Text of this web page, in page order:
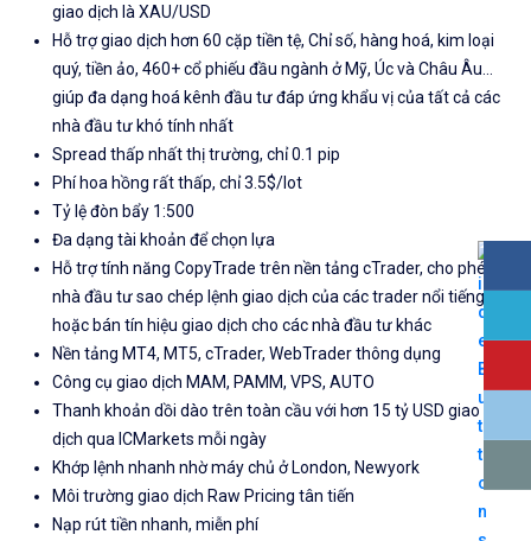
giao dịch là XAU/USD
Hỗ trợ giao dịch hơn 60 cặp tiền tệ, Chỉ số, hàng hoá, kim loại
quý, tiền ảo, 460+ cổ phiếu đầu ngành ở Mỹ, Úc và Châu Âu...
giúp đa dạng hoá kênh đầu tư đáp ứng khẩu vị của tất cả các
nhà đầu tư khó tính nhất
Spread thấp nhất thị trường, chỉ 0.1 pip
Phí hoa hồng rất thấp, chỉ 3.5$/lot
Tỷ lệ đòn bẩy 1:500
Đa dạng tài khoản để chọn lựa
Hỗ trợ tính năng CopyTrade trên nền tảng cTrader, cho phép
nhà đầu tư sao chép lệnh giao dịch của các trader nổi tiếng
hoặc bán tín hiệu giao dịch cho các nhà đầu tư khác
Nền tảng MT4, MT5, cTrader, WebTrader thông dụng
Công cụ giao dịch MAM, PAMM, VPS, AUTO
Thanh khoản dồi dào trên toàn cầu với hơn 15 tỷ USD giao
dịch qua ICMarkets mỗi ngày
Khớp lệnh nhanh nhờ máy chủ ở London, Newyork
Môi trường giao dịch Raw Pricing tân tiến
Nạp rút tiền nhanh, miễn phí